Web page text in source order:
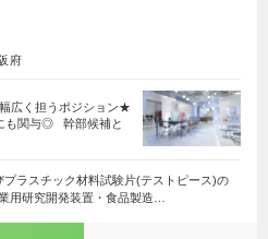
府
広く担うポジション★
も関与◎ 幹部候補と
プラスチック材料試験片(テストピース)の
用研究開発装置・食品製造…